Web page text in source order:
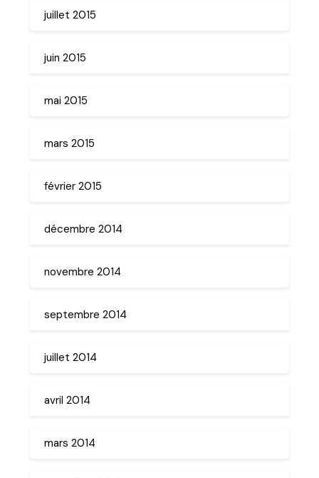
juillet 2015
juin 2015
mai 2015
mars 2015
février 2015
décembre 2014
novembre 2014
septembre 2014
juillet 2014
avril 2014
mars 2014